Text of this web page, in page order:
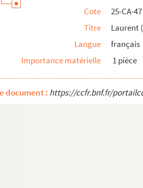
maire de Laon
à Amiens
de camp
Saint-Quentin
Cote
25-CA-47
Titre
Laurent
Langue
français
Importance matérielle
1 pièce
document : https://ccfr.bnf.fr/